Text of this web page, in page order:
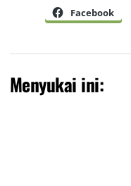
Facebook
Menyukai ini: